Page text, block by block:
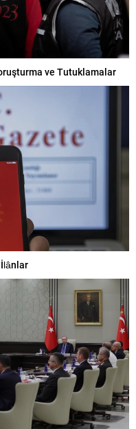
ve Tutuklamalar